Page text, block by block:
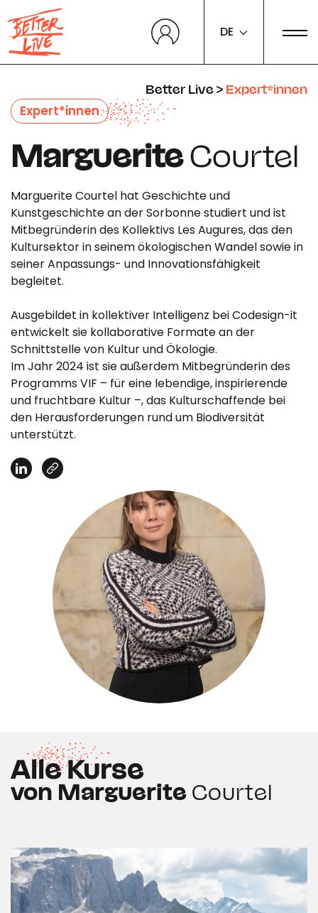
DE
Better Live > Expert*innen
Expert*innen
MargueriteCourtel
Marguerite Courtel hat Geschichte und
Kunstgeschichte an der Sorbonne studiert und ist
Mitbegründerin des Kollektivs Les Augures, das den
Kultursektor in seinem ökologischen Wandel sowie in
seiner Anpassungs- und Innovationsfähigkeit
begleitet.
Ausgebildet in kollektiver Intelligenz bei Codesign-it
entwickelt sie kollaborative Formate an der
Schnittstelle von Kultur und Ökologie.
Im Jahr 2024 ist sie außerdem Mitbegründerin des
Programms VIF – für eine lebendige, inspirierende
und fruchtbare Kultur –, das Kulturschaffende bei
den Herausforderungen rund um Biodiversität
unterstützt.
Alle Kurse
von Marguerite Courtel
Cookie-Einstellungen